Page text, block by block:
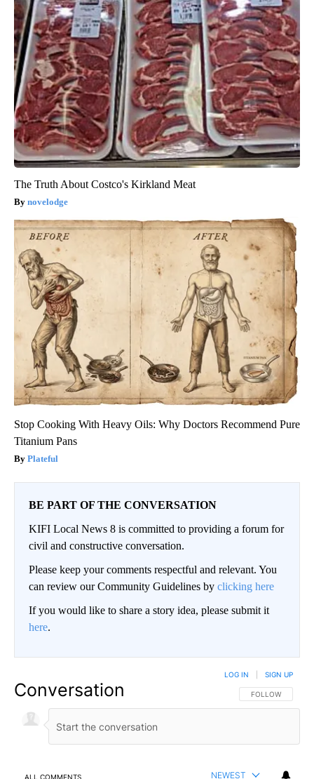
The Truth About Costco's Kirkland Meat
novelodge
Stop Cooking With Heavy Oils: Why Doctors Recommend Pure
Titanium Pans
Plateful
BE PART OF THE CONVERSATION
KIFI Local News 8 is committed to providing a forum for
civil and constructive conversation.
Please keep your comments respectful and relevant. You
can review our Community Guidelines by clicking here
If you would like to share a story idea, please submit it
here.
Conversation FOLLOW THIS
FOLLOW
LOG IN SIGN UP
ALL COMMENTS NEWEST